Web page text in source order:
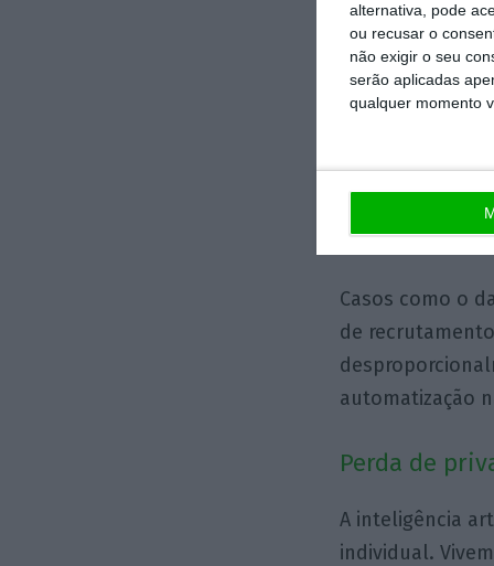
alternativa, pode
ou recusar o
não exigir o seu
serão aplicadas
qualquer momento
Algoritmos
Outro
treinados. Seja
IA pode ser
possibilidade
Casos como o
de
automatização
Perda de
A inteligência
individual.